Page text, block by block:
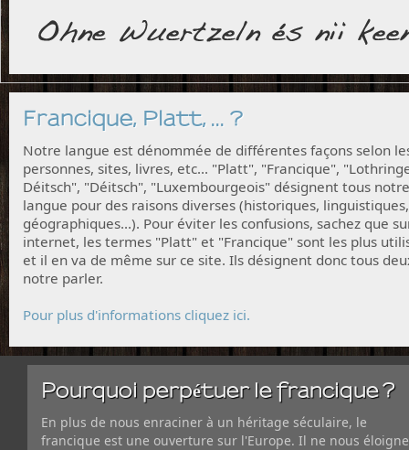
Francique, Platt, ... ?
Notre langue est dénommée de différentes façons selon
personnes, sites, livres, etc... "Platt", "Francique",
Déitsch", "Déitsch", "Luxembourgeois" désignent tous notre
langue pour des raisons diverses (historiques, linguistiques,
géographiques...). Pour éviter les confusions, sachez que
internet, les termes "Platt" et "Francique" sont les plus
et il en va de même sur ce site. Ils désignent donc tous
notre parler.
Pour plus d'informations cliquez ici.
Pourquoi perpétuer le francique ?
En plus de nous enraciner à un héritage séculaire, le
francique est une ouverture sur l'Europe. Il ne nous éloigne